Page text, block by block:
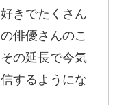
きでたくさん
俳優さんのこ
の延長で今気
するようにな